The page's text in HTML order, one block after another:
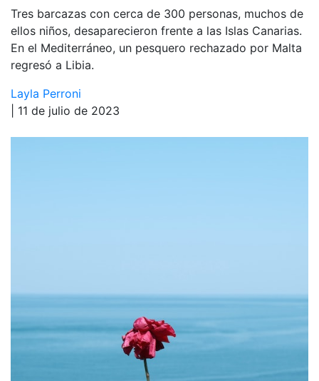
Tres barcazas con cerca de 300 personas, muchos de
ellos niños, desaparecieron frente a las Islas Canarias.
En el Mediterráneo, un pesquero rechazado por Malta
regresó a Libia.
Layla Perroni
| 11 de julio de 2023